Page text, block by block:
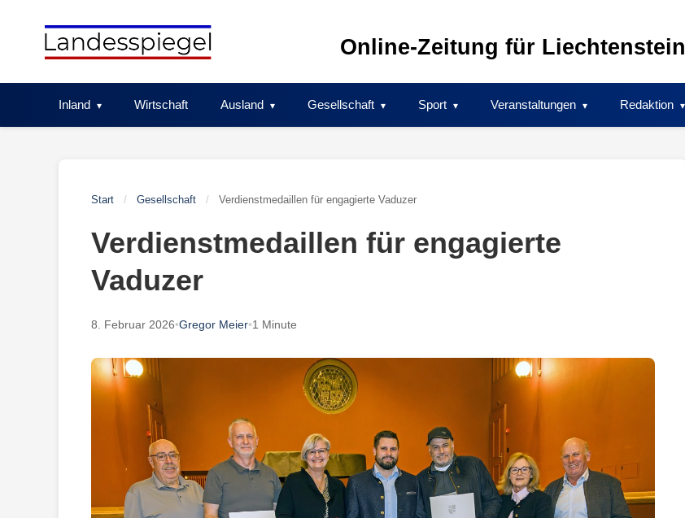
Online-Zeitung für Liechtenstein
Inland Wirtschaft Ausland Gesellschaft Sport Veranstaltungen Redaktion
Start / Gesellschaft / Verdienstmedaillen für engagierte Vaduzer
Verdienstmedaillen für engagierte
Vaduzer
8. Februar 2026•Gregor Meier•1 Minute